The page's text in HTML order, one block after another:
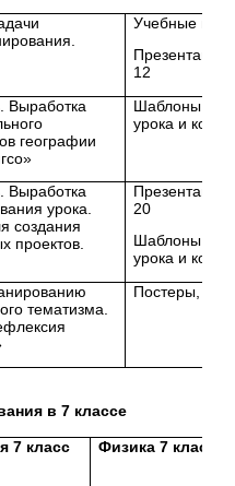
Учебные
12
Выработка
географии
Шаблоны
урока и
Выработка
урока.
создания
проектов.
20
Шаблоны
урока и
тематизма.
Постеры,
в 7 классе
7 класс Физика 7 класс